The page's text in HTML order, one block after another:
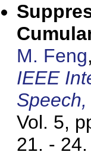
M. Feng,
IEEE
Vol. 5,
21. -